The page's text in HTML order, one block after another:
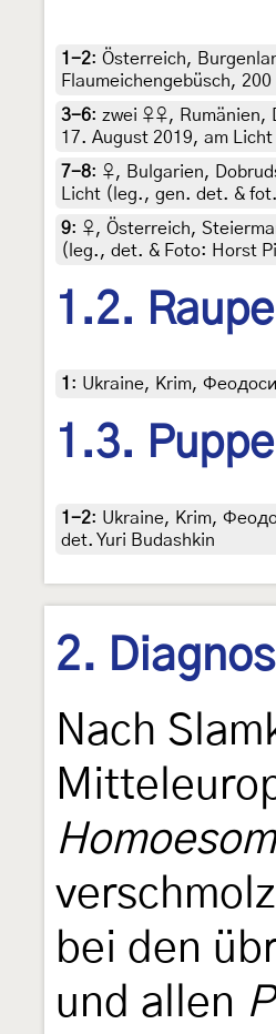
1-2: Österreich,
Flaumeichengebüsch,
3-6: zwei ♀♀, Rumänien,
17. August 2019, am
7-8: ♀, Bulgarien,
Licht (leg., gen. det. &
9: ♀, Österreich,
(leg., det. & Foto: Horst
1.2. Raupe
1 : Ukraine, Krim,
1.3. Puppe
1-2: Ukraine, Krim,
det. Yuri Budashkin
2.
Nach
bei den
und allen